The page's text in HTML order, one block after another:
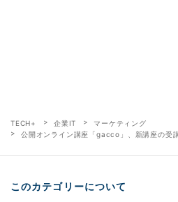
TECH+ 企業IT
マーケティング
公開オンライン講座「gacco」、新講座の受
このカテゴリーについて